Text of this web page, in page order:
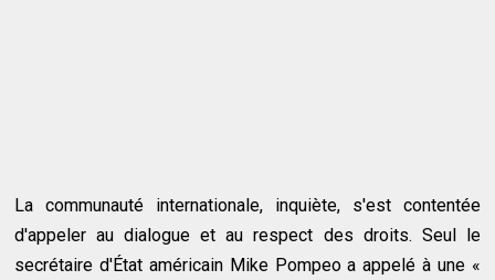
La communauté internationale, inquiète, s'est contentée
d'appeler au dialogue et au respect des droits. Seul le
secrétaire d'État américain Mike Pompeo a appelé à une «